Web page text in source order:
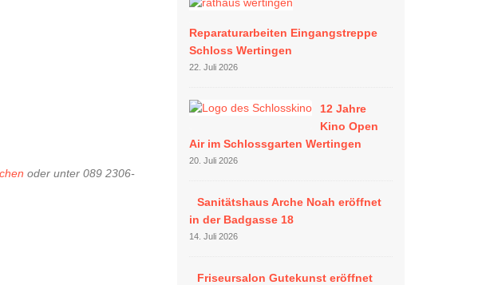
oder unter 089 2306-
Reparaturarbeiten Eingangstreppe
Schloss Wertingen
22. Juli 2026
12 Jahre
Kino Open
Air im Schlossgarten Wertingen
20. Juli 2026
Sanitätshaus Arche Noah eröffnet
in der Badgasse 18
14. Juli 2026
Friseursalon Gutekunst eröffnet